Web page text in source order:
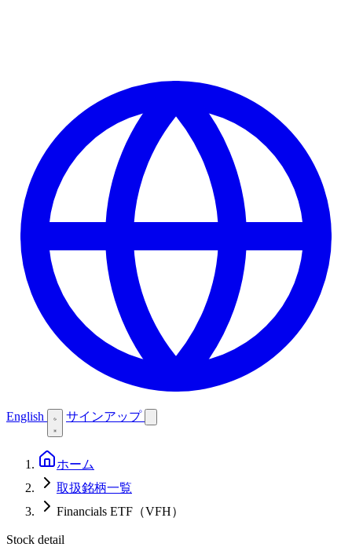
English サインアップ
ホーム
取扱銘柄一覧
Financials ETF（VFH）
Stock detail